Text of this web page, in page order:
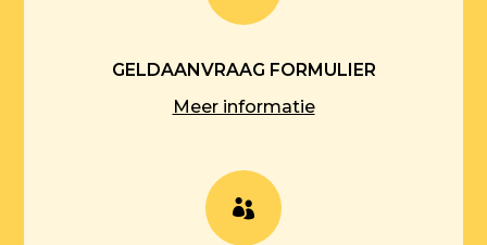
GELDAANVRAAG FORMULIER
Meer informatie
